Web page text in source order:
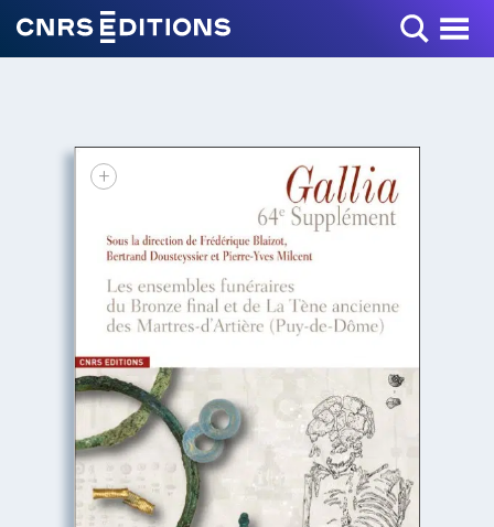
Toggle Menu
+